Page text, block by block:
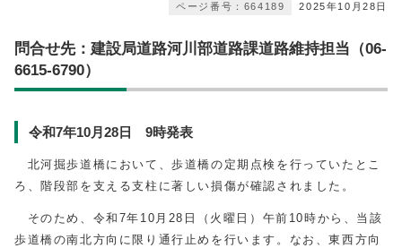
2025年10月28日
ページ番号：664189
問合せ先：建設局道路河川部道路課道路維持担当（06-
6615-6790）
令和7年10月28日 9時発表
北河掘歩道橋において、歩道橋の定期点検を行っていたとこ
ろ、階段部を支える支柱に著しい損傷が確認されました。
そのため、令和7年10月28日（火曜日）午前10時から、当該
歩道橋の南北方向に限り通行止めを行います。なお、東西方向